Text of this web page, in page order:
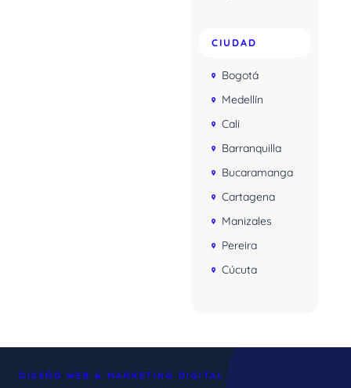
CIUDAD
Bogotá
Medellín
Cali
Barranquilla
Bucaramanga
Cartagena
Manizales
Pereira
Cúcuta
DISEÑO WEB & MARKETING DIGITAL